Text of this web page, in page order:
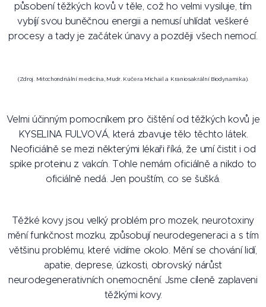
působení těžkých kovů v těle, což ho velmi vysiluje, tím
vybíjí svou buněčnou energii a nemusí uhlídat veškeré
procesy a tady je začátek únavy a později všech nemocí.
(Zdroj. Mitochondriální medicína, Mudr. Kučera Michail a Kraniosakrální Biodynamika).
Velmi účinným pomocníkem pro čištění od těžkých kovů je
KYSELINA FULVOVÁ, která zbavuje tělo těchto látek.
Neoficiálně se mezi některými lékaři říká, že umí čistit i od
spike proteinu z vakcín. Tohle nemám oficiálně a nikdo to
oficiálně nedá. Jen pouštím, co se šušká.
Těžké kovy jsou velký problém pro mozek, neurotoxiny
mění funkčnost mozku, způsobují neurodegeneraci a s tím
většinu problému, které vidíme okolo. Mění se chování lidí,
apatie, deprese, úzkosti, obrovský nárůst
neurodegenerativních onemocnění. Jsme cíleně zaplaveni
těžkými kovy.